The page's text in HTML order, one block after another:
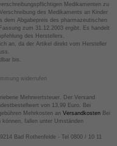
Medikamenten zu
des Medikaments an Kinder
dem Abgabepreis des pharmazeutischen
zum 31.12.2003 ergibt. Es handelt
des Herstellers.
an, da der Artikel direkt vom Hersteller
bis.
widerrufen
Mehrwertsteuer. Der Versand
von 13,99 Euro. Bei
Mehrkosten an VersandkostenBei
fallen unter Umständen
Bad Rothenfelde - Tel 0800 / 10 11